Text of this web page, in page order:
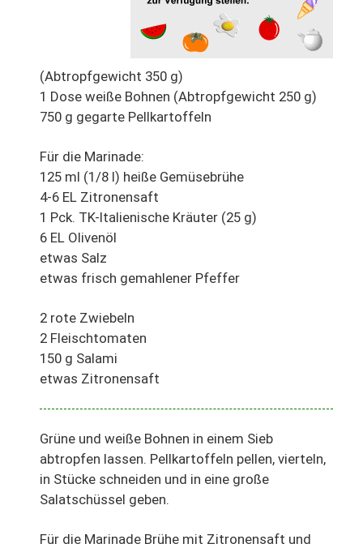
(Abtropfgewicht 350 g)
1 Dose weiße Bohnen (Abtropfgewicht 250 g)
750 g gegarte Pellkartoffeln
Für die Marinade:
125 ml (1/8 l) heiße Gemüsebrühe
4-6 EL Zitronensaft
1 Pck. TK-Italienische Kräuter (25 g)
6 EL Olivenöl
etwas Salz
etwas frisch gemahlener Pfeffer
2 rote Zwiebeln
2 Fleischtomaten
150 g Salami
etwas Zitronensaft
Grüne und weiße Bohnen in einem Sieb
abtropfen lassen. Pellkartoffeln pellen, vierteln,
in Stücke schneiden und in eine große
Salatschüssel geben.
Für die Marinade Brühe mit Zitronensaft und